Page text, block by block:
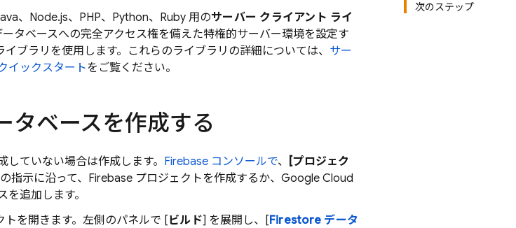
次のステップ
、Node.js、PHP、Python、Ruby 用のサーバー クライアント ライ
タベースへの完全アクセス権を備えた特権的サーバー環境を設定す
ブラリを使用します。これらのライブラリの詳細については、 サー
イックスタートをご覧ください。
タベースを作成する
ていない場合は作成します。 Firebase コンソールで、
[プロジェク
指示に沿って、Firebase プロジェクトを作成するか、Google Cloud
追加します。
トを開きます。左側のパネルで [ビルド] を展開し、[Firestore データ